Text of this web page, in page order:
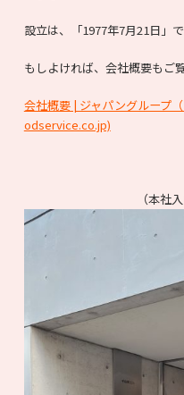
設立は、「1977年7月21日」で
もしよければ、会社概要もご
会社概要 | ジャパングループ
odservice.co.jp)
（本社